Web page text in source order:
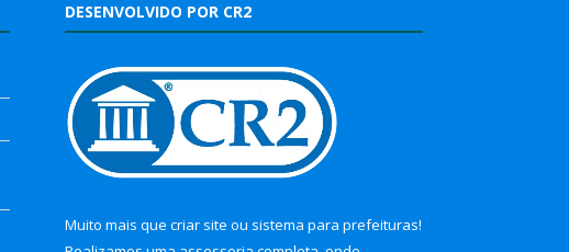
DESENVOLVIDO POR CR2
Muito mais que criar site ou sistema para prefeituras!